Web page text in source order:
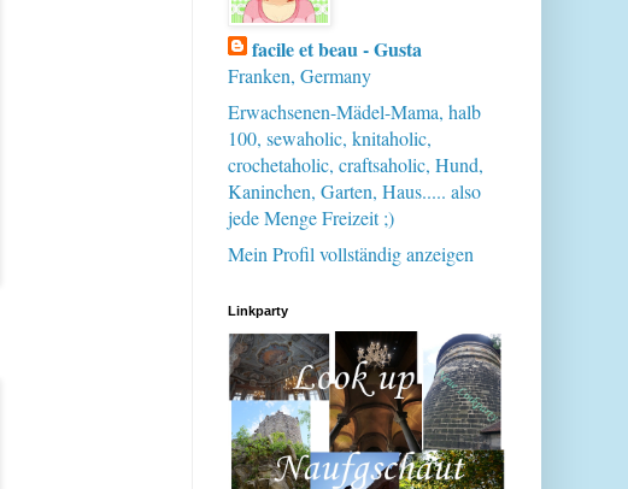
facile et beau - Gusta
Franken, Germany
Erwachsenen-Mädel-Mama, halb
100, sewaholic, knitaholic,
crochetaholic, craftsaholic, Hund,
Kaninchen, Garten, Haus..... also
jede Menge Freizeit ;)
Mein Profil vollständig anzeigen
Linkparty